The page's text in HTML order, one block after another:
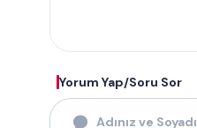
Yorum Yap/Soru Sor